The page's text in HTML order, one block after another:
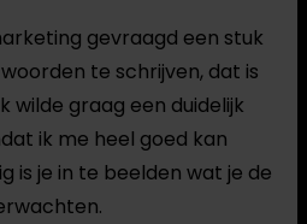
gevraagd een stuk
te schrijven, dat is
wilde graag een duidelijk
ik me heel goed kan
is je in te beelden wat je de